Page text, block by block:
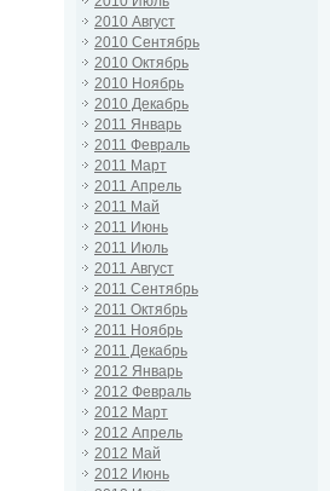
2010 Август
2010 Сентябрь
2010 Октябрь
2010 Ноябрь
2010 Декабрь
2011 Январь
2011 Февраль
2011 Март
2011 Апрель
2011 Май
2011 Июнь
2011 Июль
2011 Август
2011 Сентябрь
2011 Октябрь
2011 Ноябрь
2011 Декабрь
2012 Январь
2012 Февраль
2012 Март
2012 Апрель
2012 Май
2012 Июнь